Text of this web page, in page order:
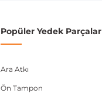
Popüler Yedek Parçalar
Ara Atkı
Ön Tampon